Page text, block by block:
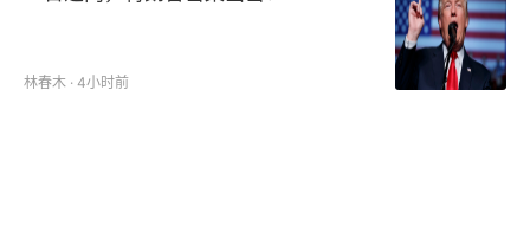
林春木 · 4小时前